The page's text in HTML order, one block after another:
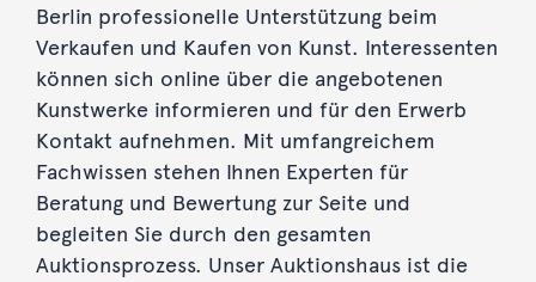
Berlin professionelle Unterstützung beim
Verkaufen und Kaufen von Kunst. Interessenten
können sich online über die angebotenen
Kunstwerke informieren und für den Erwerb
Kontakt aufnehmen. Mit umfangreichem
Fachwissen stehen Ihnen Experten für
Beratung und Bewertung zur Seite und
begleiten Sie durch den gesamten
Auktionsprozess. Unser Auktionshaus ist die